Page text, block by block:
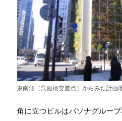
東南側（呉服橋交差点）からみた計画
角に立つビルはパソナグループ